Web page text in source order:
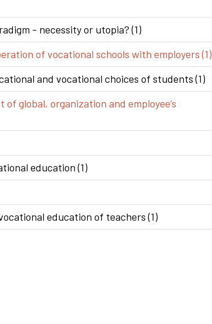
- necessity or utopia? (1)
of vocational schools with employers (1)
and vocational choices of students (1)
global, organization and employee’s
education (1)
education of teachers (1)